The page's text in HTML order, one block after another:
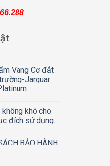
Vang Cơ đắt
Jarguar
không khó cho
đích sử dụng.
BẢO HÀNH